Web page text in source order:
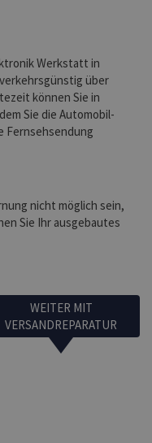
Werkstatt in
über
können Sie in
Sie die Automobil-
Fernsehsendung
nicht möglich sein,
Sie Ihr ausgebautes
WEITER MIT
VERSANDREPARATUR